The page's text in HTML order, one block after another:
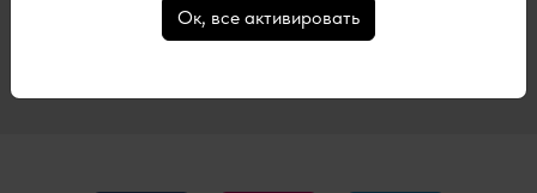
Подписаться
Ок, все активировать